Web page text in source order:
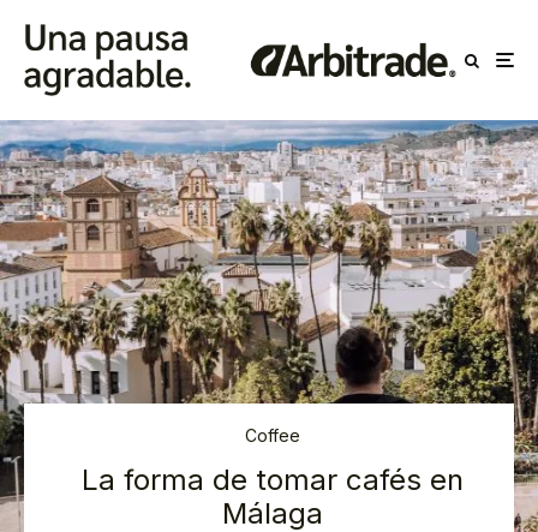
Coffee
La forma de tomar cafés en
Málaga